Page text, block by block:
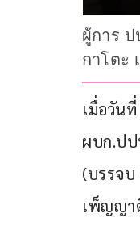
ผู้การ ป
กาโตะ
เมื่อวัน
ผบก.ปป
(บรรจบ
เพ็ญญา